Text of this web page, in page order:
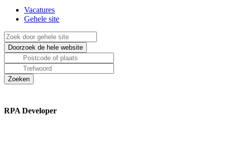
Vacatures
Gehele site
RPA Developer